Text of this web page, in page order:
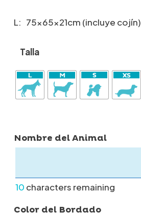
L: 75x65x21cm (incluye cojín)
Talla
Nombre del Animal
10 characters remaining
Color del Bordado